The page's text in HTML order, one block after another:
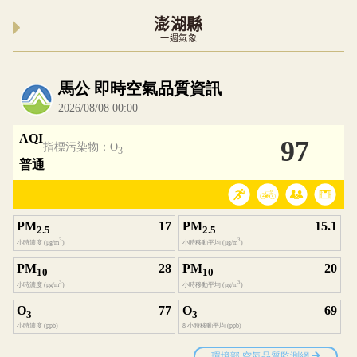
澎湖縣
一週氣象
內嵌空氣品質小工具為視覺預覽，完整即時空